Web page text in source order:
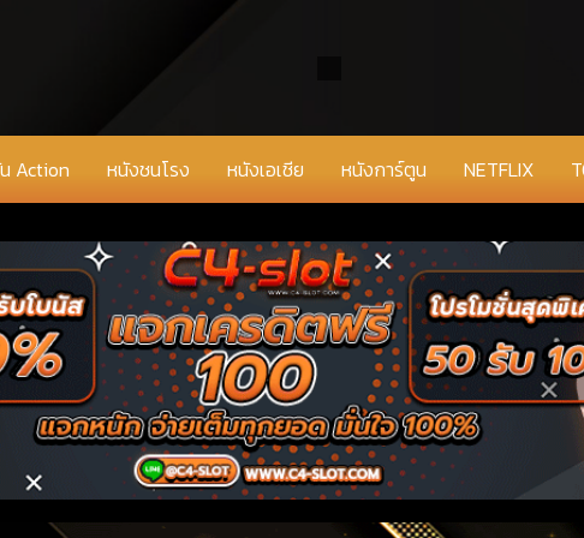
Action หนังชนโรง หนังเอเชีย หนังการ์ตูน NETFLIX